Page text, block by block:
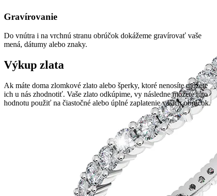
Gravírovanie
Do vnútra i na vrchnú stranu obrúčok dokážeme gravírovať vaše
mená, dátumy alebo znaky.
Výkup zlata
Ak máte doma zlomkové zlato alebo šperky, ktoré nenosíte môžete
ich u nás zhodnotiť. Vaše zlato odkúpime, vy následne môžete túto
hodnotu použiť na čiastočné alebo úplné zaplatenie vašich obrúčok.